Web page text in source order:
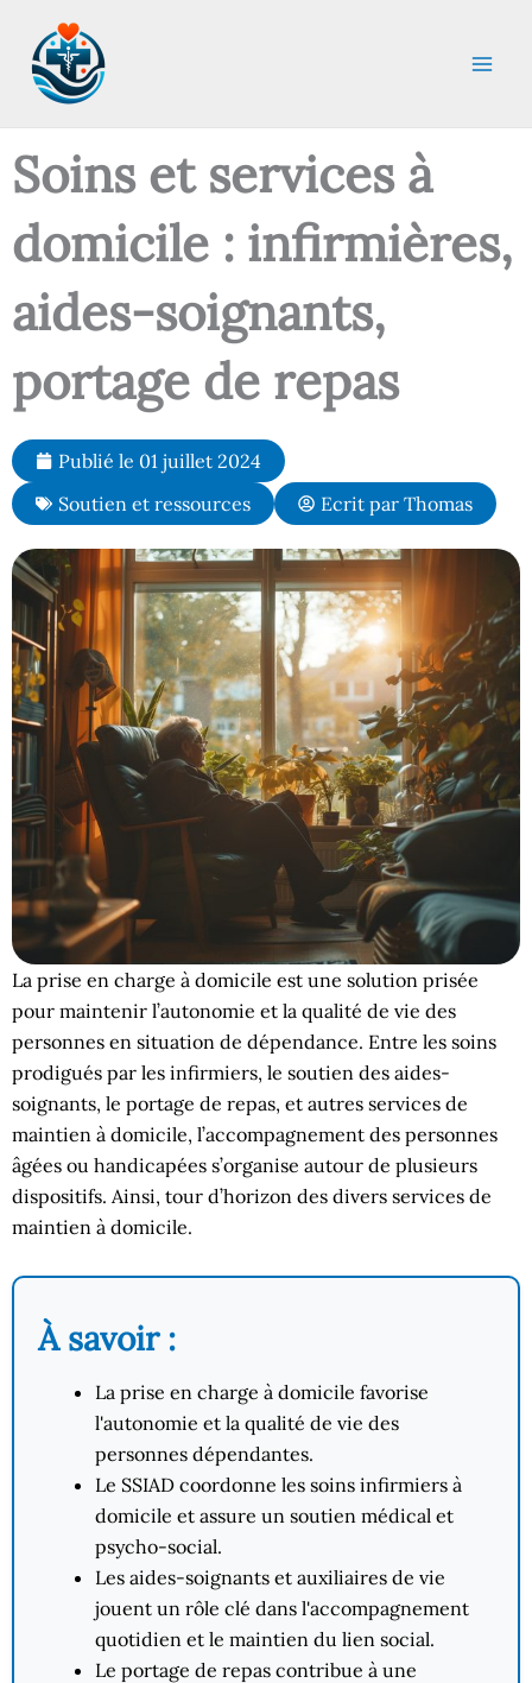
contenu
Soins et services à
domicile : infirmières,
aides-soignants,
portage de repas
Publié le 01 juillet 2024
Soutien et ressources
Ecrit par Thomas
La prise en charge à domicile est une solution prisée
pour maintenir l’autonomie et la qualité de vie des
personnes en situation de dépendance. Entre les soins
prodigués par les infirmiers, le soutien des aides-
soignants, le portage de repas, et autres services de
maintien à domicile, l’accompagnement des personnes
âgées ou handicapées s’organise autour de plusieurs
dispositifs. Ainsi, tour d’horizon des divers services de
maintien à domicile.
À savoir :
La prise en charge à domicile favorise
l'autonomie et la qualité de vie des
personnes dépendantes.
Le SSIAD coordonne les soins infirmiers à
domicile et assure un soutien médical et
psycho-social.
Les aides-soignants et auxiliaires de vie
jouent un rôle clé dans l'accompagnement
quotidien et le maintien du lien social.
Le portage de repas contribue à une